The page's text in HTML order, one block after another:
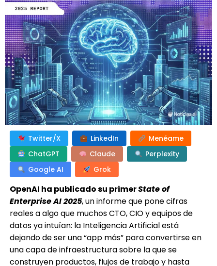
Twitter/X LinkedIn
Menéame
ChatGPT
Claude
Perplexity
Google AI
Grok
OpenAI ha publicado su primerState of
Enterprise AI 2025, un informe que pone cifras
reales a algo que muchos CTO, CIO y equipos de
datos ya intuían: la Inteligencia Artificial está
dejando de ser una “app más” para convertirse en
una capa de infraestructura sobre la que se
construyen productos, flujos de trabajo y hasta